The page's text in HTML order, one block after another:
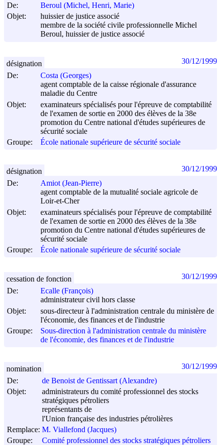
De:
Beroul (Michel, Henri, Marie)
Objet:
huissier de justice associé
membre de la société civile professionnelle Michel
Beroul, huissier de justice associé
De:
Costa (Georges)
agent comptable de la caisse régionale d'assurance
maladie du Centre
Objet:
examinateurs spécialisés pour l'épreuve de comptabilité
de l'examen de sortie en 2000 des élèves de la 38e
promotion du Centre national d'études supérieures de
sécurité sociale
Groupe:
École nationale supérieure de sécurité sociale
désignation 30/12/1999
De:
Amiot (Jean-Pierre)
agent comptable de la mutualité sociale agricole de
Loir-et-Cher
Objet:
examinateurs spécialisés pour l'épreuve de comptabilité
de l'examen de sortie en 2000 des élèves de la 38e
promotion du Centre national d'études supérieures de
sécurité sociale
Groupe:
École nationale supérieure de sécurité sociale
désignation 30/12/1999
De:
Ecalle (François)
administrateur civil hors classe
Objet:
sous-directeur à l'administration centrale du ministère de
l'économie, des finances et de l'industrie
Groupe:
Sous-direction à l'administration centrale du ministère
de l'économie, des finances et de l'industrie
cessation de fonction 30/12/1999
De:
de Benoist de Gentissart (Alexandre)
Objet:
administrateurs du comité professionnel des stocks
stratégiques pétroliers
représentants de
l'Union française des industries pétrolières
Remplace: M. Viallefond (Jacques)
Groupe:
Comité professionnel des stocks stratégiques pétroliers
nomination 30/12/1999